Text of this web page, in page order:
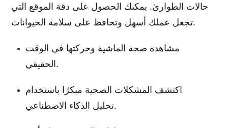
حالات الطوارئ. يمكنك الحصول على دقة الموقع التي
تجعل عملك أسهل وتحافظ على سلامة الحيوانات.
مشاهدة صحة الماشية وحركتها في الوقت
الحقيقي.
اكتشف المشكلات الصحية مبكرًا باستخدام
تحليل الذكاء الاصطناعي.